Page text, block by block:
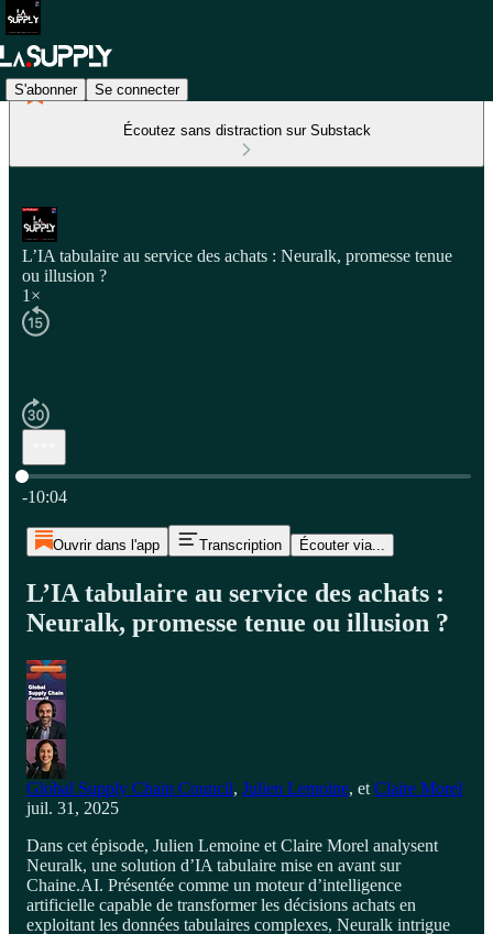
S'abonner Se connecter
Écoutez sans distraction sur Substack
L’IA tabulaire au service des achats : Neuralk, promesse tenue
ou illusion ?
1×
Heure actuelle: 0:00 / Temps total: -10:04
-10:04
Ouvrir dans l'app Transcription Écouter via...
L’IA tabulaire au service des achats :
Neuralk, promesse tenue ou illusion ?
Global Supply Chain Council, Julien Lemoine, et Claire Morel
juil. 31, 2025
Dans cet épisode, Julien Lemoine et Claire Morel analysent
Neuralk, une solution d’IA tabulaire mise en avant sur
Chaine.AI. Présentée comme un moteur d’intelligence
artificielle capable de transformer les décisions achats en
exploitant les données tabulaires complexes, Neuralk intrigue